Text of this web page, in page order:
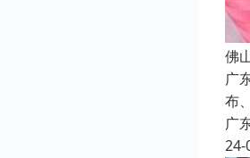
佛
广
布
广
24-